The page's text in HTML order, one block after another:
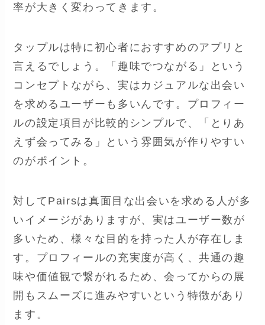
率が大きく変わってきます。
タップルは特に初心者におすすめのアプリと
言えるでしょう。「趣味でつながる」という
コンセプトながら、実はカジュアルな出会い
を求めるユーザーも多いんです。プロフィー
ルの設定項目が比較的シンプルで、「とりあ
えず会ってみる」という雰囲気が作りやすい
のがポイント。
対してPairsは真面目な出会いを求める人が多
いイメージがありますが、実はユーザー数が
多いため、様々な目的を持った人が存在しま
す。プロフィールの充実度が高く、共通の趣
味や価値観で繋がれるため、会ってからの展
開もスムーズに進みやすいという特徴があり
ます。